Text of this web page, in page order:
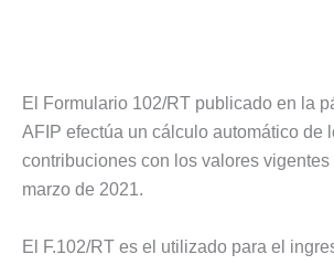
El Formulario 102/RT publicado en la
AFIP efectúa un cálculo automático de
contribuciones con los valores vigentes
marzo de 2021.
El F.102/RT es el utilizado para el